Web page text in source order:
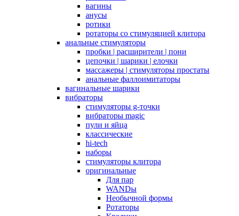
вагины
анусы
ротики
ротаторы со стимуляцией клитора
анальные стимуляторы
пробки | расширители | пони
цепочки | шарики | елочки
массажеры | стимуляторы простаты
анальные фаллоимитаторы
вагинальные шарики
вибраторы
стимуляторы g-точки
вибраторы magic
пули и яйца
классические
hi-tech
наборы
стимуляторы клитора
оригинальные
Для пар
WANDы
Необычной формы
Ротаторы